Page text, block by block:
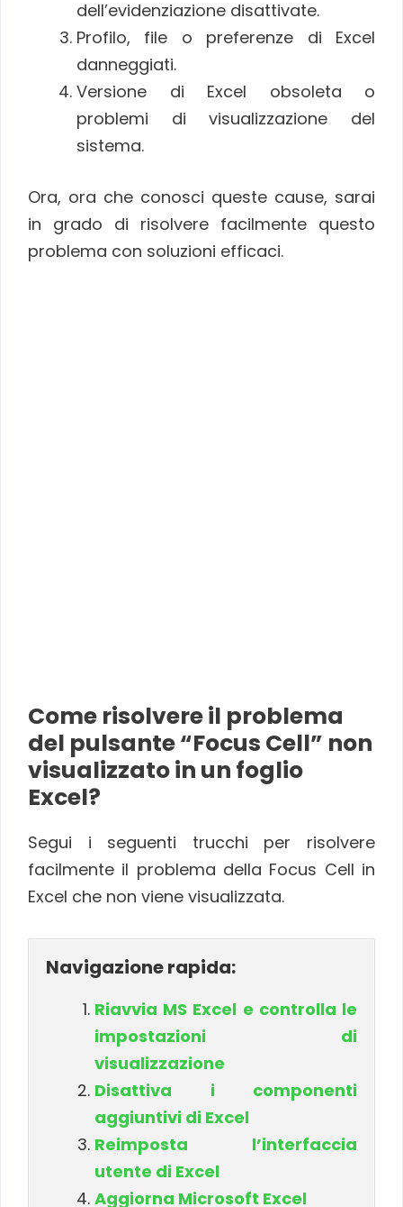
dell’evidenziazione disattivate.
Profilo, file o preferenze di Excel
danneggiati.
Versione di Excel obsoleta o
problemi di visualizzazione del
sistema.
Ora, ora che conosci queste cause, sarai
in grado di risolvere facilmente questo
problema con soluzioni efficaci.
Come risolvere il problema
del pulsante “Focus Cell” non
visualizzato in un foglio
Excel?
Segui i seguenti trucchi per risolvere
facilmente il problema della Focus Cell in
Excel che non viene visualizzata.
Navigazione rapida:
Riavvia MS Excel e controlla le
impostazioni di
visualizzazione
Disattiva i componenti
aggiuntivi di Excel
Reimposta l’interfaccia
utente di Excel
Aggiorna Microsoft Excel